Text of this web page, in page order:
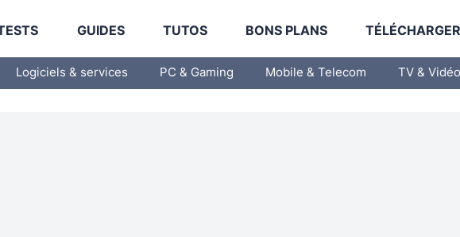
GUIDES TUTOS BONS PLANS
Logiciels & services PC & Gaming Mobile & Telecom TV & Vidéo